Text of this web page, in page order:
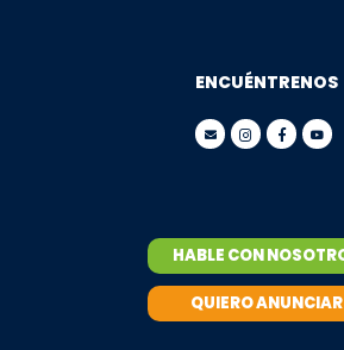
ENCUÉNTRENOS
HABLE CON
QUIERO ANUNCIAR